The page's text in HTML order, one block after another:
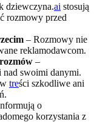
dziewczyna.ai stosują
rozmowy przed
– Rozmowy nie
reklamodawcom.
–
swoimi danymi.
treści szkodliwe ani
o
korzystania z